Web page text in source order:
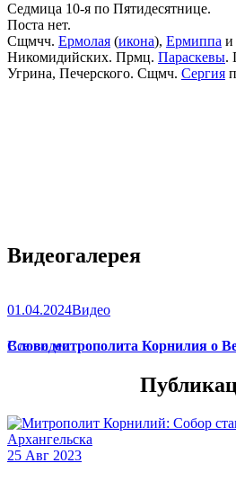
Седмица 10-я по Пятидесятнице.
Поста нет.
Сщмчч. Ермолая (икона), Ермиппа и
Никомидийских. Прмц. Параскевы.
Угрина, Печерского. Сщмч. Сергия
Видеогалерея
01.04.2024Видео
Слово митрополита Корнилия о
Все видео
25 Авг 2023